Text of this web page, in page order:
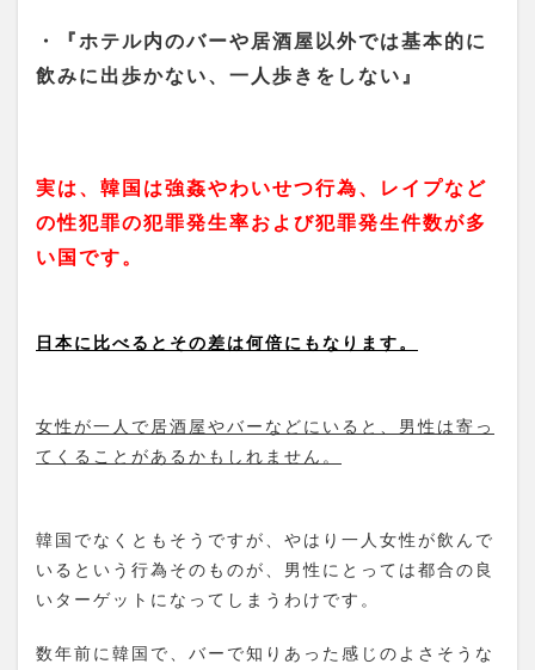
道や
路地
宅スカ
ウト」
とは？
1.5.2
め
・『ホテル内のバーや居酒屋以外では基本的に
飲みに出歩かない、一人歩きをしない』
実は、韓国は強姦やわいせつ行為、レイプなど
の性犯罪の犯罪発生率および犯罪発生件数が多
い国です。
日本に比べるとその差は何倍にもなります。
女性が一人で居酒屋やバーなどにいると、男性は寄っ
てくることがあるかもしれません。
韓国でなくともそうですが、やはり一人女性が飲んで
いるという行為そのものが、男性にとっては都合の良
いターゲットになってしまうわけです。
数年前に韓国で、バーで知りあった感じのよさそうな